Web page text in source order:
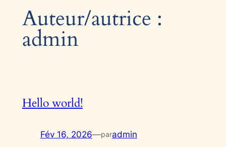
Auteur/autrice :
admin
Hello world!
Fév 16, 2026—paradmin